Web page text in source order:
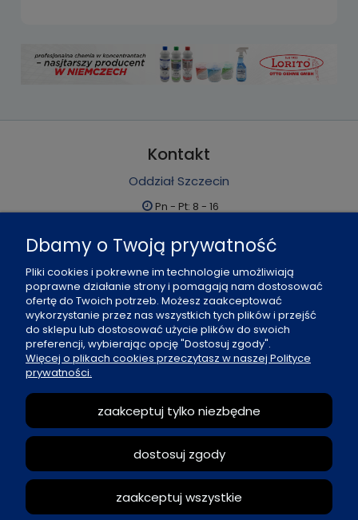
Kontakt
Oddział Szczecin
Pn - Pt: 8 - 16
91 484 07 06
biuro@office-land.pl
Fax: 91 484 49 27
O nas
Zasady sprzedaży
Reklamacje i zwroty
Moje konto
Dbamy o Twoją prywatność
Pliki cookies i pokrewne im technologie umożliwiają
poprawne działanie strony i pomagają nam dostosować
ofertę do Twoich potrzeb. Możesz zaakceptować
wykorzystanie przez nas wszystkich tych plików i przejść
do sklepu lub dostosować użycie plików do swoich
preferencji, wybierając opcję "Dostosuj zgody".
Więcej o plikach cookies przeczytasz w naszej Polityce
prywatności.
zaakceptuj tylko niezbędne
dostosuj zgody
zaakceptuj wszystkie